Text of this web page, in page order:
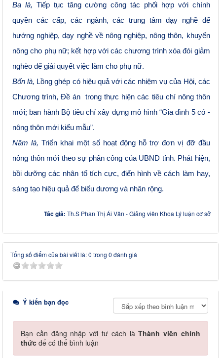
Ba là, Tiếp tục tăng cường công tác phối hợp với chính
quyền các cấp, các ngành, các trung tâm dạy nghề để
hướng nghiệp, dạy nghề về nông nghiệp, nông thôn, khuyến
nông cho phụ nữ; kết hợp với các chương trình xóa đói giảm
nghèo để giải quyết việc làm cho phụ nữ.
Bốn là, Lồng ghép có hiệu quả với các nhiệm vụ của Hội, các
Chương trình, Đề án trong thực hiện các tiêu chí nông thôn
mới; ban hành Bộ tiêu chí xây dựng mô hình “Gia đình 5 có -
nông thôn mới kiểu mẫu”.
Năm là, Triển khai một số hoạt động hỗ trợ đơn vị đỡ đầu
nông thôn mới theo sự phân công của UBND tỉnh. Phát hiện,
bồi dưỡng các nhân tố tích cực, điển hình về cách làm hay,
sáng tạo hiệu quả để biểu dương và nhân rộng.
Tác giả: Th.S Phan Thị Ái Vân - Giảng viên Khoa Lý luận cơ sở
Tổng số điểm của bài viết là: 0 trong 0 đánh giá
Ý kiến bạn đọc
Bạn cần đăng nhập với tư cách làThành viên chính
thức để có thể bình luận